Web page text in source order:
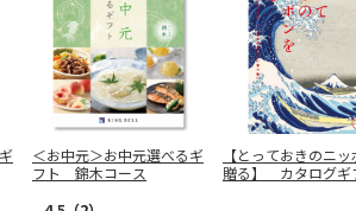
＜お中元＞お中元選べるギ
フト 錦木コース
【とっておきのニ
贈る】 カタログ